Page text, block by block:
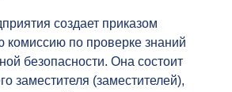
создает приказом
комиссию по проверке знаний
безопасности. Она состоит
заместителя (заместителей),